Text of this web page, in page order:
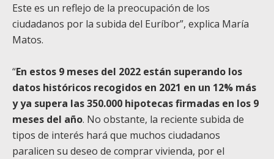
Este es un reflejo de la preocupación de los
ciudadanos por la subida del Euríbor”, explica María
Matos.
“En estos 9 meses del 2022 están superando los
datos históricos recogidos en 2021 en un 12% más
y ya supera las 350.000 hipotecas firmadas en los 9
meses del año. No obstante, la reciente subida de
tipos de interés hará que muchos ciudadanos
paralicen su deseo de comprar vivienda, por el